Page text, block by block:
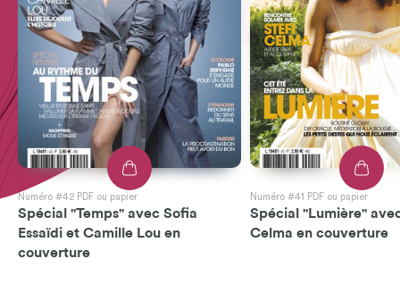
Numéro #42 PDF ou papier
Spécial "Temps" avec Sofia
Essaïdi et Camille Lou en
couverture
Numéro #41 PDF ou papier
Spécial "Lumière"
Celma en couverture